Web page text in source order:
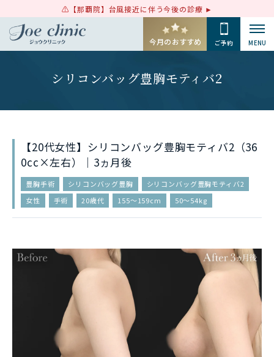
【那覇院】台風接近に伴う今後の診療
今月のおすすめ ご予約 MENU
シリコンバッグ豊胸モティバ2
【20代女性】シリコンバッグ豊胸モティバ2（36
0cc×左右）｜3ヵ月後
豊胸手術 シリコンバッグ豊胸
シリコンバッグ豊胸モティバ2
女性
手術 20歳代 155〜159cm 50〜54kg